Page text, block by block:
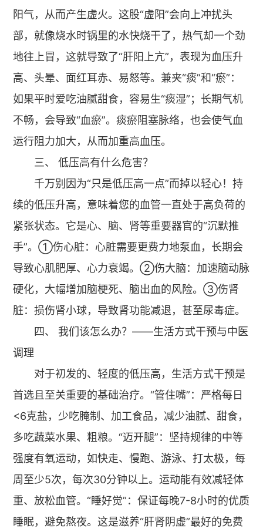
阳气，从而产生虚火。这股“虚阳”会向上冲扰头
部，就像烧水时锅里的水快烧干了，热气却一个劲
地往上冒，这就导致了“肝阳上亢”，表现为血压升
高、头晕、面红耳赤、易怒等。兼夹“痰”和“瘀”：
如果平时爱吃油腻甜食，容易生“痰湿”；长期气机
不畅，会导致“血瘀”。痰瘀阻塞脉络，也会使气血
运行阻力加大，从而加重高血压。
三、 低压高有什么危害？
千万别因为“只是低压高一点”而掉以轻心！持
续的低压升高，意味着您的血管一直处于高负荷的
紧张状态。它是心、脑、肾等重要器官的“沉默推
手”。①伤心脏：心脏需要更费力地泵血，长期会
导致心肌肥厚、心力衰竭。②伤大脑：加速脑动脉
硬化，大幅增加脑梗死、脑出血的风险。③伤肾
脏：损伤肾小球，导致肾功能减退，甚至尿毒症。
四、 我们该怎么办？——生活方式干预与中医
调理
对于初发的、轻度的低压高，生活方式干预是
首选且至关重要的基础治疗。“管住嘴”：严格每日
<6克盐，少吃腌制、加工食品，减少油腻、甜食，
多吃蔬菜水果、粗粮。“迈开腿”：坚持规律的中等
强度有氧运动，如快走、慢跑、游泳、打太极，每
周至少5次，每次30分钟以上。运动能有效减轻体
重、放松血管。“睡好觉”：保证每晚7-8小时的优质
睡眠，避免熬夜。这是滋养“肝肾阴虚”最好的免费